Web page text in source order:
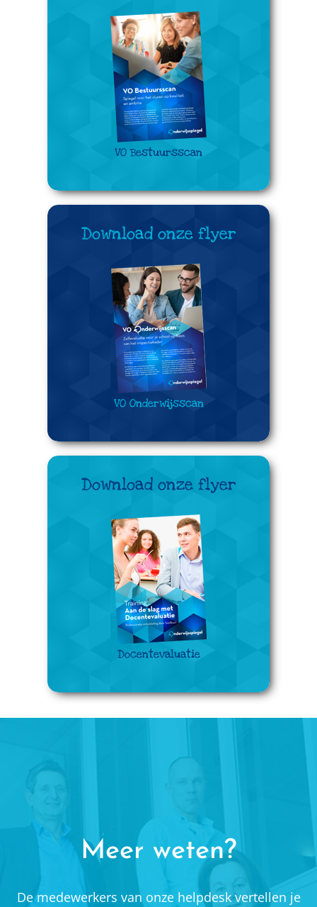
VO Bestuursscan
Download onze flyer
VO Onderwijsscan
Download onze flyer
Docentevaluatie
Meer weten?
De medewerkers van onze helpdesk vertellen je